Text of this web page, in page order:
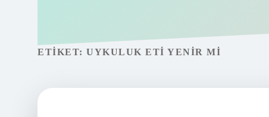
ETIKET: UYKULUK ETI YENIR MI